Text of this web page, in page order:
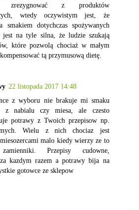
zrezygnować z produktów
wtedy oczywistym jest, że
smakiem dotychczas spożywanych
jest na tyle silna, że ludzie szukają
które pozwolą chociaż w małym
tą przymusową dietę.
22 listopada 2017 14:48
z wyboru nie brakuje mi smaku
z nabialu czy miesa, ale czesto
potrawy z Twoich przepisow np.
Wielu z nich chociaz jest
malo kiedy wierzy ze to
Przepisy cudowne,
kazdym razem a potrawy bija na
gotowce ze sklepow